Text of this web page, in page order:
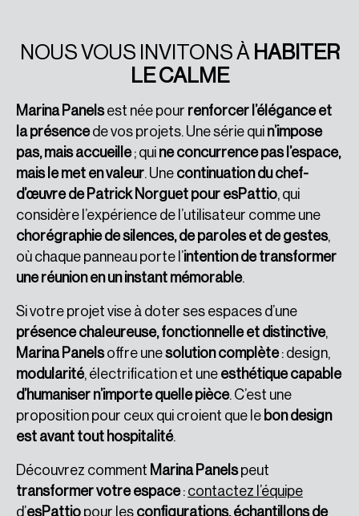
NOUS VOUS INVITONS À HABITER
LE CALME
Marina Panelsest née pour renforcer l’élégance et
la présencede vos projets. Une série qui n’impose
pas, mais accueille; qui ne concurrence pas l’espace,
mais le met en valeur. Une continuation du chef-
d’œuvre de Patrick Norguet pour esPattio, qui
considère l’expérience de l’utilisateur comme une
chorégraphie de silences, de paroles et de gestes,
où chaque panneau porte l’intention de transformer
une réunion en un instant mémorable.
Si votre projet vise à doter ses espaces d’une
présence chaleureuse, fonctionnelle et distinctive,
Marina Panelsoffre unesolution complète: design,
modularité, électrification et une esthétique capable
d’humaniser n’importe quelle pièce. C’est une
proposition pour ceux qui croient que le bon design
est avant tout hospitalité.
Découvrez comment Marina Panelspeut
transformer votre espace: contactez l’équipe
d’esPattio pour les configurations, échantillons de